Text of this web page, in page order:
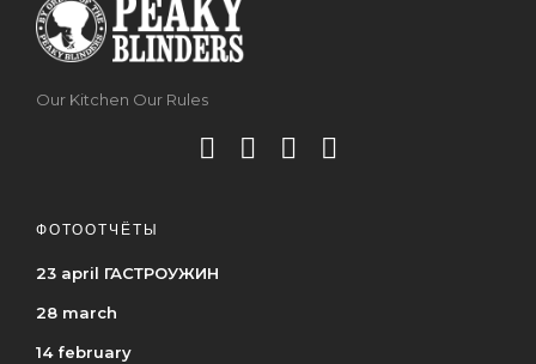
Our Kitchen Our Rules
ФОТООТЧЁТЫ
23 april ГАСТРОУЖИН
28 march
14 february